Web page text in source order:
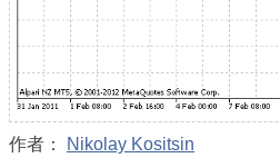
作者： Nikolay Kositsin